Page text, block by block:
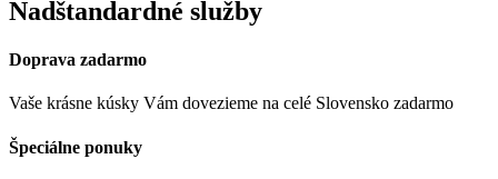
Nadštandardné služby
Doprava zadarmo
Vaše krásne kúsky Vám dovezieme na celé Slovensko zadarmo
Špeciálne ponuky